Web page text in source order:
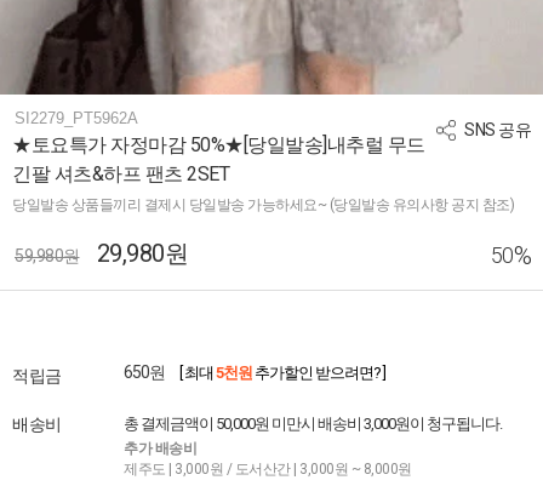
SNS 공유
SI2279_PT5962A
★토요특가 자정마감 50%★[당일발송]내추럴 무드
긴팔 셔츠&하프 팬츠 2SET
당일발송 상품들끼리 결제시 당일발송 가능하세요~ (당일발송 유의사항 공지 참조)
59,980원 29,980원 50%
적립금 650원 [ 최대 5천원 추가할인 받으려면? ]
배송비 총 결제금액이 50,000원 미만시 배송비 3,000원이 청구됩니다.
추가 배송비
제주도 | 3,000원 / 도서산간 | 3,000원 ~ 8,000원